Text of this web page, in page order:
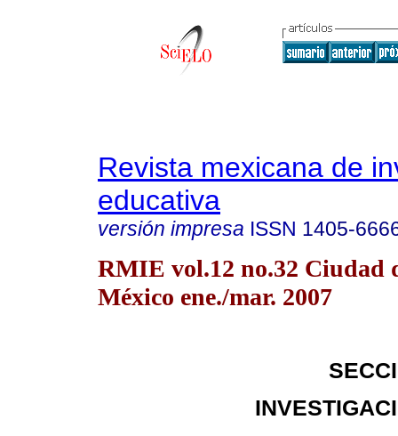
Revista mexicana de
educativa
versión impresa ISSN 1405-
RMIE vol.12 no.32 Ciudad
México ene./mar. 2007